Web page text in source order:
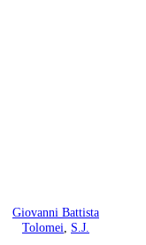
Giovanni Battista
Tolomei
S.J.